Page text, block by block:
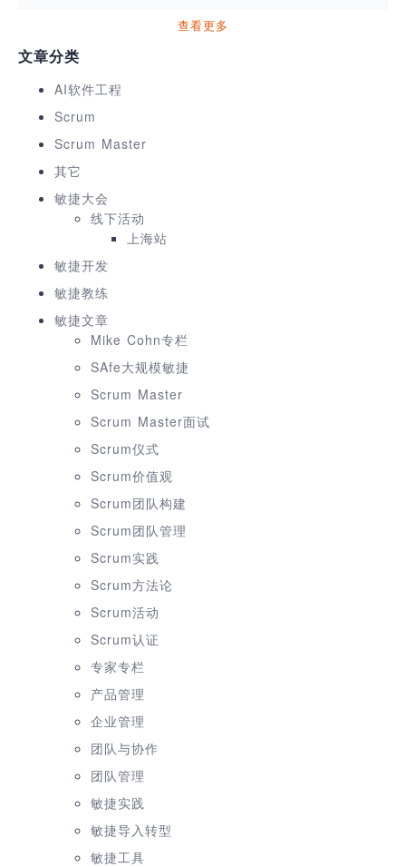
查看更多
文章分类
AI软件工程
Scrum
Scrum Master
其它
敏捷大会
线下活动
上海站
敏捷开发
敏捷教练
敏捷文章
Mike Cohn专栏
SAfe大规模敏捷
Scrum Master
Scrum Master面试
Scrum仪式
Scrum价值观
Scrum团队构建
Scrum团队管理
Scrum实践
Scrum方法论
Scrum活动
Scrum认证
专家专栏
产品管理
企业管理
团队与协作
团队管理
敏捷实践
敏捷导入转型
敏捷工具